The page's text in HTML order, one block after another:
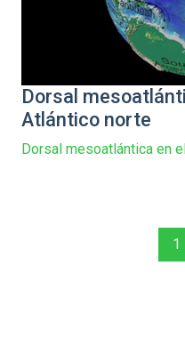
Dorsal
Atlántico norte
Dorsal mesoatlántica en
1